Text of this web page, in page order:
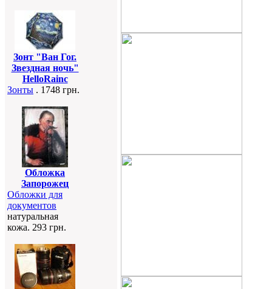
Зонт "Ван Гог.
Звездная ночь"
HelloRainc
Зонты . 1748 грн.
Обложка
Запорожец
Обложки для
документов
натуральная
кожа. 293 грн.